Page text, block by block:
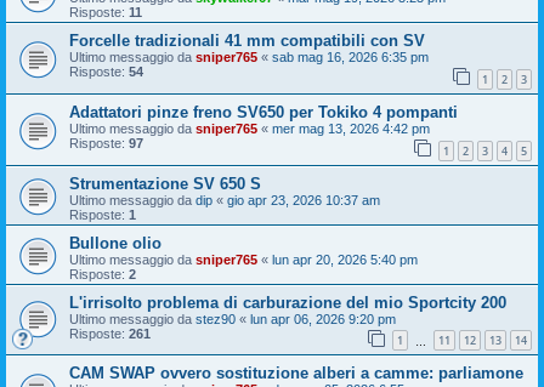
Risposte: 11
Forcelle tradizionali 41 mm compatibili con SV
Ultimo messaggio da sniper765 « sab mag 16, 2026 6:35 pm
Risposte: 54 1 2 3
Adattatori pinze freno SV650 per Tokiko 4 pompanti
Ultimo messaggio da sniper765 « mer mag 13, 2026 4:42 pm
Risposte: 97 1 2 3 4 5
Strumentazione SV 650 S
Ultimo messaggio da dip « gio apr 23, 2026 10:37 am
Risposte: 1
Bullone olio
Ultimo messaggio da sniper765 « lun apr 20, 2026 5:40 pm
Risposte: 2
L'irrisolto problema di carburazione del mio Sportcity 200
Ultimo messaggio da stez90 « lun apr 06, 2026 9:20 pm
Risposte: 261 1 11 12 13 14
CAM SWAP ovvero sostituzione alberi a camme: parliamone